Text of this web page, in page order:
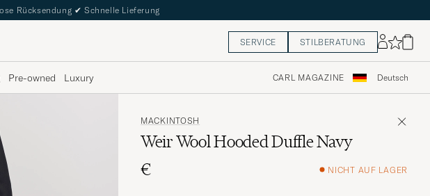
Rücksendung ✔ Schnelle Lieferung
SERVICE STILBERATUNG
Pre-owned Luxury CARL MAGAZINE Deutsch
MACKINTOSH
Weir Wool Hooded Duffle Navy
€
NICHT AUF LAGER